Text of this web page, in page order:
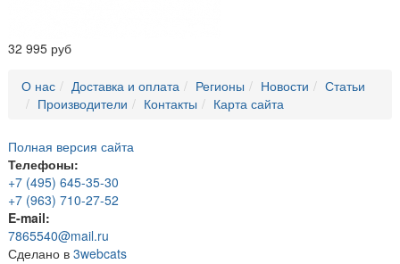
32 995 руб
О нас Доставка и оплата Регионы Новости
Статьи
Производители
Контакты Карта сайта
Полная версия сайта
Телефоны:
+7 (495) 645-35-30
+7 (963) 710-27-52
E-mail:
7865540@mail.ru
Сделано в 3webcats